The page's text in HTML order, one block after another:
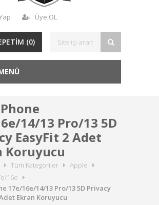
Üye OL
(0)
14/13 Pro/13 5D
EasyFit 2 Adet
Koruyucu
Tüm Kategoriler
Apple
16e
17e/16e/14/13 Pro/13 5D Privacy
Ekran Koruyucu